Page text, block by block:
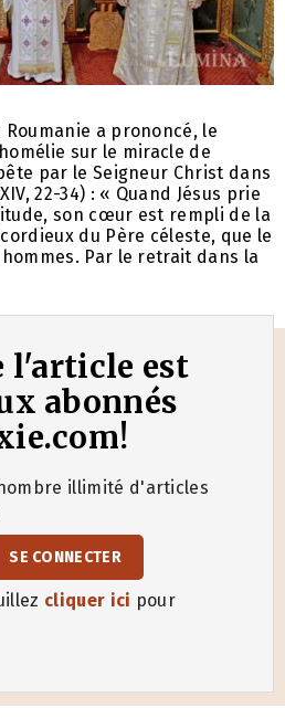
a prononcé, le
sur le miracle de
par le Seigneur Christ dans
22-34) : « Quand Jésus prie
son cœur est rempli de la
du Père céleste, que le
Par le retrait dans la
l'article est
abonnés
illimité d'articles
SE CONNECTER
cliquer ici pour